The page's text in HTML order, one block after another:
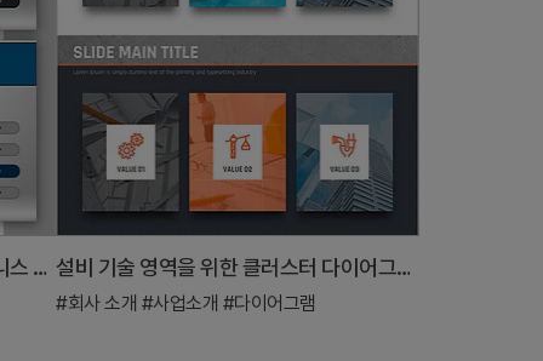
사업 분야 및 영역 다이어그램 – 비즈니스 영역의 시각화 설비 기술 영역을 위한 클러스터 다이어그램 슬라이드
#회사 소개 #사업소개 #다이어그램